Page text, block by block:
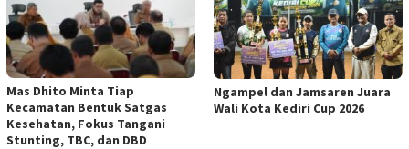
Mas Dhito Minta Tiap
Kecamatan Bentuk Satgas
Kesehatan, Fokus Tangani
Stunting, TBC, dan DBD
Ngampel dan Jamsaren Juara
Wali Kota Kediri Cup 2026